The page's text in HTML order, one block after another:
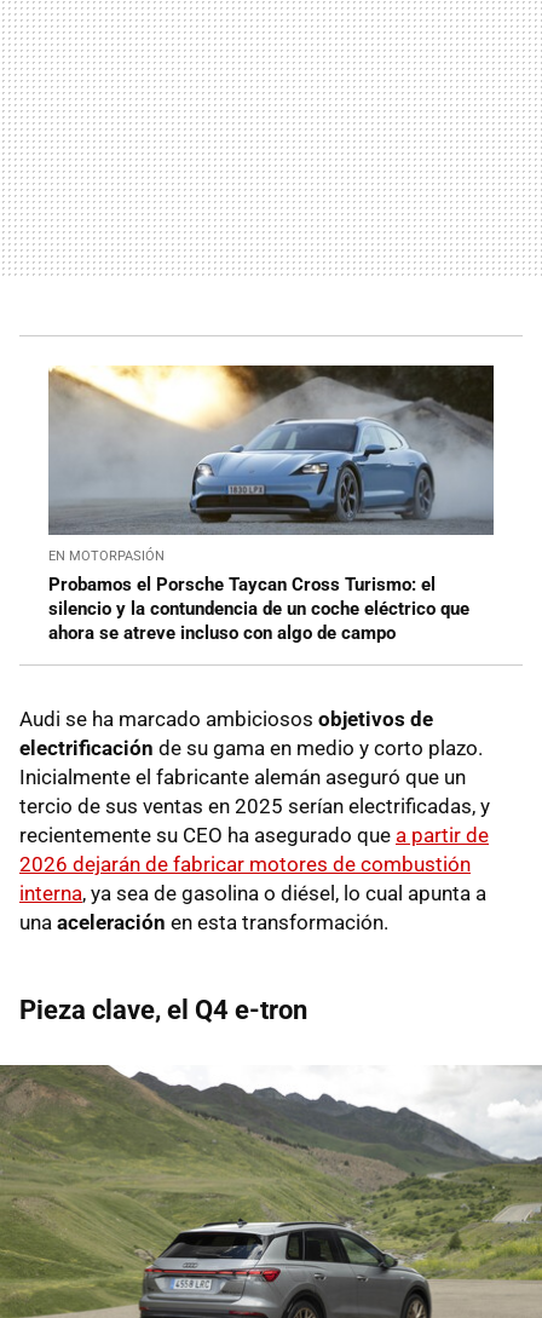
EN MOTORPASIÓN
Probamos el Porsche Taycan Cross Turismo: el
silencio y la contundencia de un coche eléctrico que
ahora se atreve incluso con algo de campo
Audi se ha marcado ambiciosos objetivos de
electrificación de su gama en medio y corto plazo.
Inicialmente el fabricante alemán aseguró que un
tercio de sus ventas en 2025 serían electrificadas, y
recientemente su CEO ha asegurado que a partir de
2026 dejarán de fabricar motores de combustión
interna, ya sea de gasolina o diésel, lo cual apunta a
una aceleración en esta transformación.
Pieza clave, el Q4 e-tron